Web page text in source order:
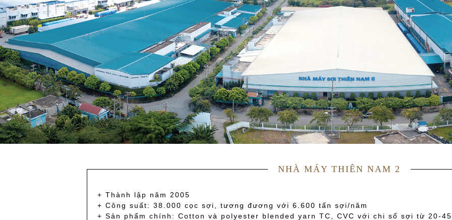
NHÀ MÁY THIÊN NAM 2
+ Thành lập năm 2005
+ Công suất: 38.000 cọc sợi, tương đương với 6.600 tấn sợi/năm
+ Sản phẩm chính: Cotton và polyester blended yarn TC, CVC với chi số sợi từ 20-45